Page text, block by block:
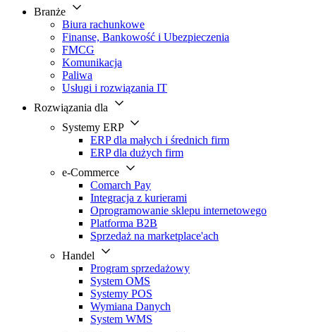
Branże
Biura rachunkowe
Finanse, Bankowość i Ubezpieczenia
FMCG
Komunikacja
Paliwa
Usługi i rozwiązania IT
Rozwiązania dla
Systemy ERP
ERP dla małych i średnich firm
ERP dla dużych firm
e-Commerce
Comarch Pay
Integracja z kurierami
Oprogramowanie sklepu internetowego
Platforma B2B
Sprzedaż na marketplace'ach
Handel
Program sprzedażowy
System OMS
Systemy POS
Wymiana Danych
System WMS